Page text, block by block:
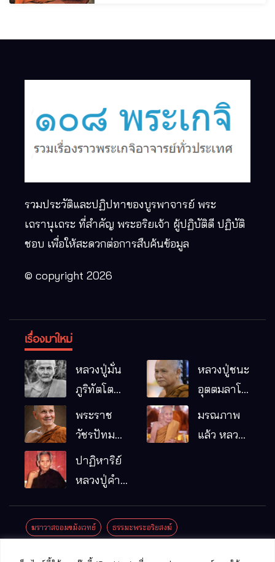
รวมประวัติและปฏิปทาของบูรพาจารย์ พระ
เถรานุเถระ ที่สำคัญ พระอริยเจ้า ผู้ปฏิบัติดี ปฏิบัติ
ชอบ เพื่อให้สะดวกต่อการสืบค้นข้อมูล
© copyright 2026
เรื่องมาใหม่
หลวงปู่มั่น
ภูริทัตโต
พระอริยเจ้า
ผู้เป็นบิดา
รมฐาน
หลวงปู่ชนะ
อุตตมลาโภ
หมากอื๋อ
พระราช
วัชรปัทม
คุณ (หลวง
ปู่บัวเกตุ
แล้ว วัดป่า
มรณภาพ
แล้ว หลวง
ปาฏิหาริย์
หลวงปู่คำ
มณี
ฆราวาสจอมขมังเวทย์ ธรรมะพระอริยสงฆ์